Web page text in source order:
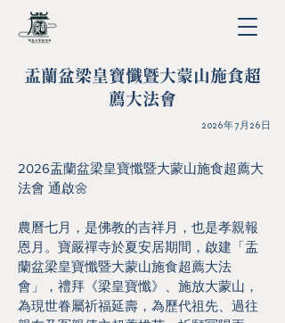
盂蘭盆梁皇寶懺暨大蒙山施食超
薦大法會
2026年7月26日
2026盂蘭盆梁皇寶懺暨大蒙山施食超薦大
法會 通啟🌼
農曆七月，是佛教的吉祥月，也是孝親報
恩月。寶嚴禪寺於夏安居期間，啟建「盂
蘭盆梁皇寶懺暨大蒙山施食超薦大法
會」，禮拜《梁皇寶懺》、施放大蒙山，
為現世眷屬祈福延壽，為歷代祖先、過往